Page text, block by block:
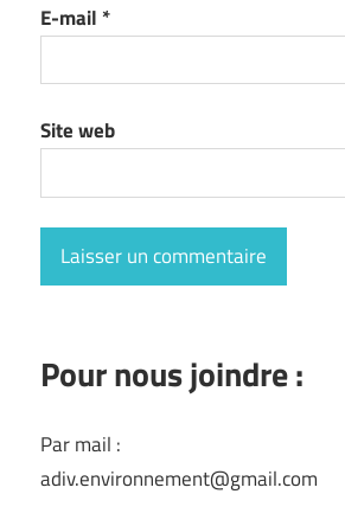
E-mail *
Site web
Pour nous joindre :
Par mail :
adiv.environnement@gmail.com